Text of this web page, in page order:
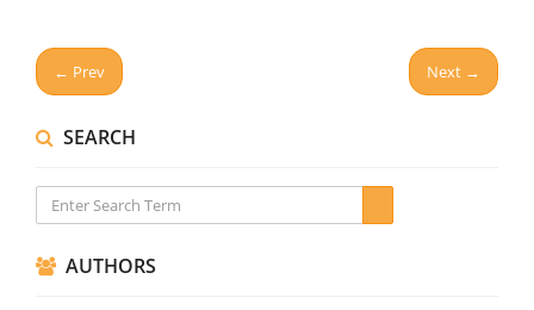
← Prev Next →
SEARCH
AUTHORS